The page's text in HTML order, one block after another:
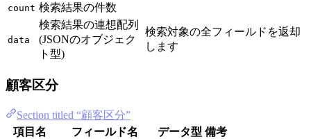
count 検索結果の件数
data
検索結果の連想配列
(JSONのオブジェク
ト型)
検索対象の全フィールドを返却
します
顧客区分
Section titled “顧客区分”
項目名
フィールド名 データ型 備考